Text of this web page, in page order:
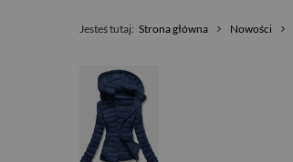
Jesteś tutaj: Strona główna Nowości